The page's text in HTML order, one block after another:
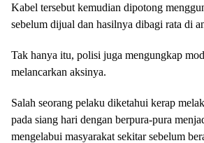
Kabel tersebut kemudian dipotong
sebelum dijual dan hasilnya dibagi rata di
Tak hanya itu, polisi juga mengungkap
melancarkan aksinya.
Salah seorang pelaku diketahui kerap
pada siang hari dengan berpura-pura
mengelabui masyarakat sekitar sebelum